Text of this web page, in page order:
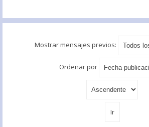
Mostrar mensajes previos:
Ordenar por